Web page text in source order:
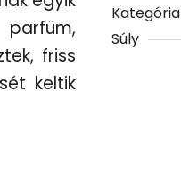
friss
keltik
Kategória
Súly